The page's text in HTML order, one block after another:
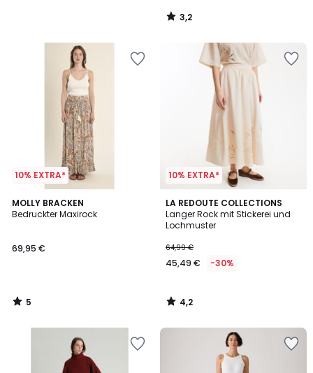
3,2
/
10% EXTRA*
MOLLY BRACKEN
Bedruckter Maxirock
69,95 €
5
/
5
/
10% EXTRA*
LA REDOUTE COLLECTIONS
Langer Rock mit Stickerei und
Lochmuster
64,99 €
45,49 € -30%
4,2
/ 5
4,2
/